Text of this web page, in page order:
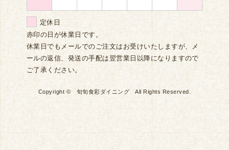
定休日
赤印の日が休業日です。
休業日でもメールでのご注文はお受けいたしますが、メ
ールの返信、発送の手配は翌営業日以降になりますので
ご了承ください。
Copyright © 旬旬食彩ダイニング All Rights Reserved.